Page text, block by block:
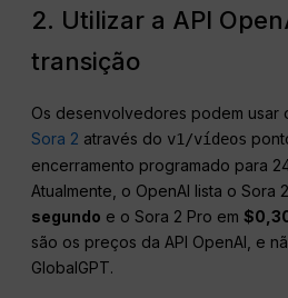
2. Utilizar a API
transição
Os desenvolvedores podem usar
Sora 2 através do v1/vídeos
encerramento programado para
Atualmente, o OpenAI lista o Sora
segundo e o Sora 2 Pro em
são os preços da API OpenAI, e
GlobalGPT.